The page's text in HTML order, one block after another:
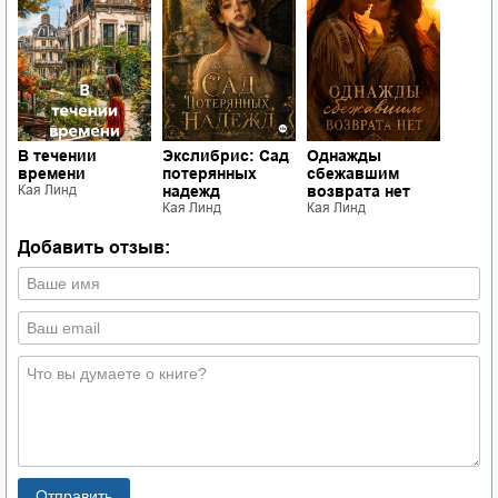
В течении
времени
Кая Линд
Экслибрис: Сад
потерянных
надежд
Кая Линд
Однажды
сбежавшим
возврата нет
Кая Линд
Добавить отзыв: